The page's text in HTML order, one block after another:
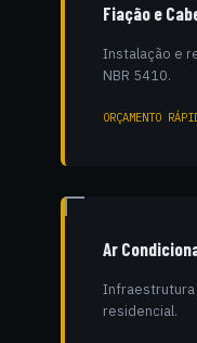
Fiação e
Instalação e
NBR 5410.
ORÇAMENTO
Ar
Infraestrutura
residencial.